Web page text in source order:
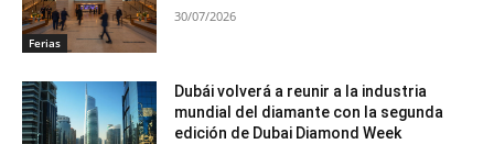
Ferias
30/07/2026
Dubái volverá a reunir a la industria
mundial del diamante con la segunda
edición de Dubai Diamond Week